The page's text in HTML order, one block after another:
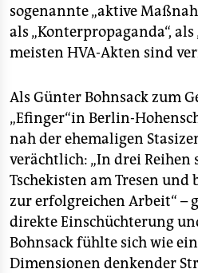
sogenannte „aktive
als „Konterpropaganda“,
meisten HVA-Akten sind
Als Günter Bohnsack zum
„Efinger“in Berlin-
nah der ehemaligen
verächtlich: „In drei Reihen
Tschekisten am Tresen
zur erfolgreichen Arbeit“ –
direkte Einschüchterung
Bohnsack fühlte sich wie
Dimensionen denkender